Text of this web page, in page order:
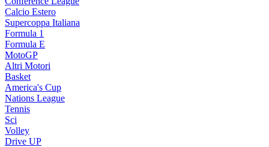
Calcio Estero
Supercoppa Italiana
Formula 1
Formula E
MotoGP
Altri Motori
Basket
America's Cup
Nations League
Tennis
Sci
Volley
Drive UP